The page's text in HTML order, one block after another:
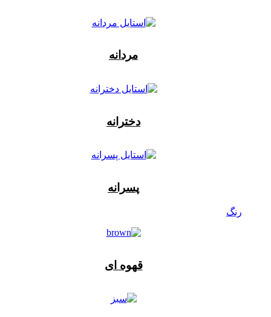
مردانه
دخترانه
پسرانه
رنگ
قهوه ای